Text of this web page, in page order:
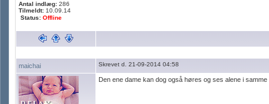
Antal indlæg: 286
Tilmeldt: 10.09.14
Status: Offline
maichai Skrevet d. 21-09-2014 04:58
Den ene dame kan dog også høres og ses alene i samme